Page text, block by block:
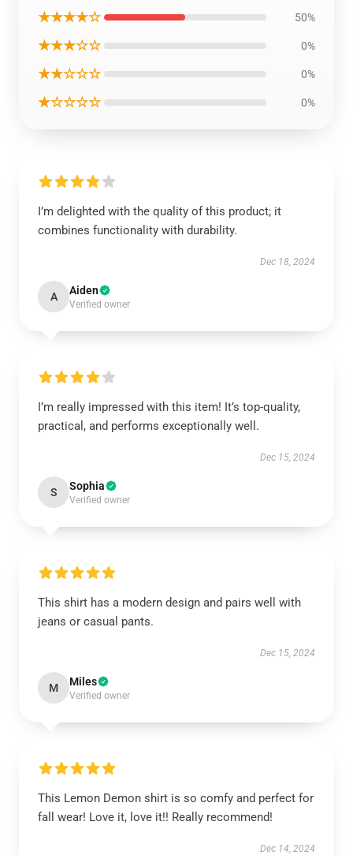
★★★★☆ 50%
★★★☆☆ 0%
★★☆☆☆ 0%
★☆☆☆☆ 0%
I’m delighted with the quality of this product; it
combines functionality with durability.
Dec 18, 2024
A Aiden
Verified owner
I’m really impressed with this item! It’s top-quality,
practical, and performs exceptionally well.
Dec 15, 2024
S Sophia
Verified owner
This shirt has a modern design and pairs well with
jeans or casual pants.
Dec 15, 2024
M Miles
Verified owner
This Lemon Demon shirt is so comfy and perfect for
fall wear! Love it, love it!! Really recommend!
Dec 14, 2024